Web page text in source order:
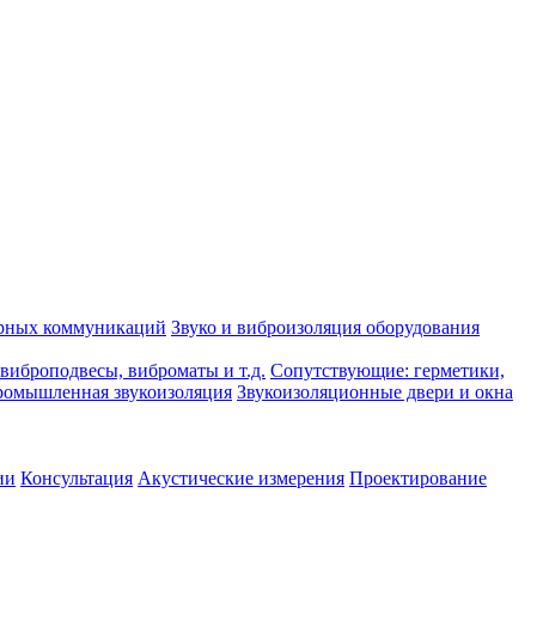
коммуникаций Звуко и виброизоляция оборудования
виброматы и т.д. Сопутствующие: герметики,
звукоизоляция Звукоизоляционные двери и окна
Консультация Акустические измерения Проектирование